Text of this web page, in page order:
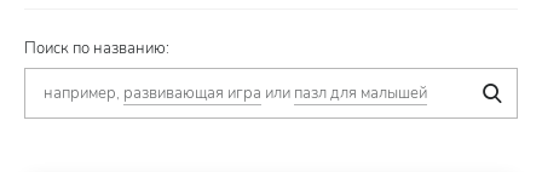
Поиск по названию:
например, развивающая игра или пазл для малышей